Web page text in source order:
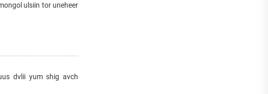
ulsiin tor uneheer
dvlii yum shig avch